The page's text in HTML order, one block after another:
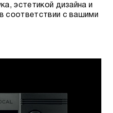
эстетикой дизайна и
соответствии с вашими